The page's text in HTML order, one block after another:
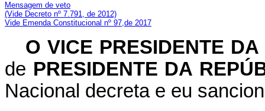
Mensagem de veto
(Vide Decreto nº 7.791, de 2012)
Vide Emenda Constitucional nº 97,de 2017
O VICE PRESIDENTE
de PRESIDENTE DA
Nacional decreta e eu